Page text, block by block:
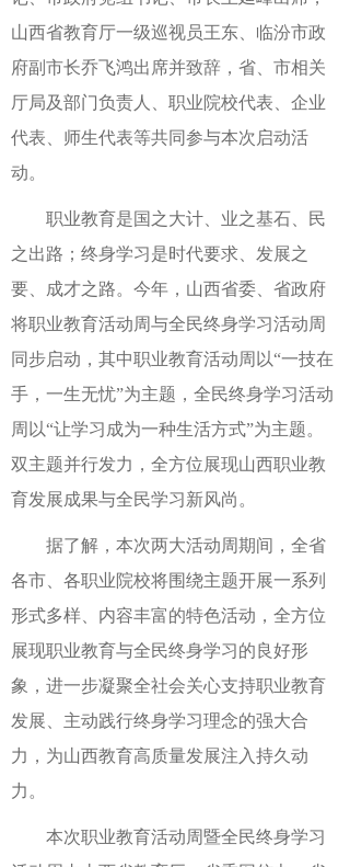
山西省教育厅一级巡视员王东、临汾市政
府副市长乔飞鸿出席并致辞，省、市相关
厅局及部门负责人、职业院校代表、企业
代表、师生代表等共同参与本次启动活
动。
职业教育是国之大计、业之基石、民
之出路；终身学习是时代要求、发展之
要、成才之路。今年，山西省委、省政府
将职业教育活动周与全民终身学习活动周
同步启动，其中职业教育活动周以“一技在
手，一生无忧”为主题，全民终身学习活动
周以“让学习成为一种生活方式”为主题。
双主题并行发力，全方位展现山西职业教
育发展成果与全民学习新风尚。
据了解，本次两大活动周期间，全省
各市、各职业院校将围绕主题开展一系列
形式多样、内容丰富的特色活动，全方位
展现职业教育与全民终身学习的良好形
象，进一步凝聚全社会关心支持职业教育
发展、主动践行终身学习理念的强大合
力，为山西教育高质量发展注入持久动
力。
本次职业教育活动周暨全民终身学习